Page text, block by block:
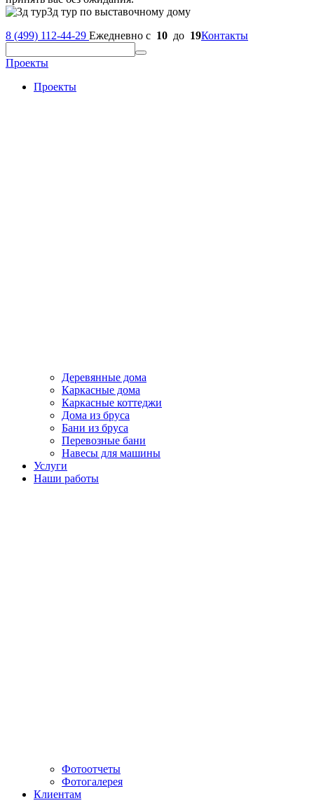
3д тур по выставочному дому
8 (499) 112-44-29 Ежедневно с 10 до 19Контакты
Проекты
Проекты
Деревянные дома
Каркасные дома
Каркасные коттеджи
Дома из бруса
Бани из бруса
Перевозные бани
Навесы для машины
Услуги
Наши работы
Фотоотчеты
Фотогалерея
Клиентам